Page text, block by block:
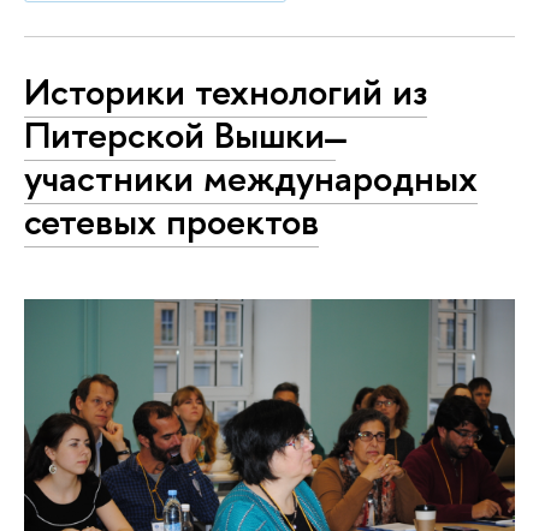
Историки технологий из
Питерской Вышки ̶
участники международных
сетевых проектов